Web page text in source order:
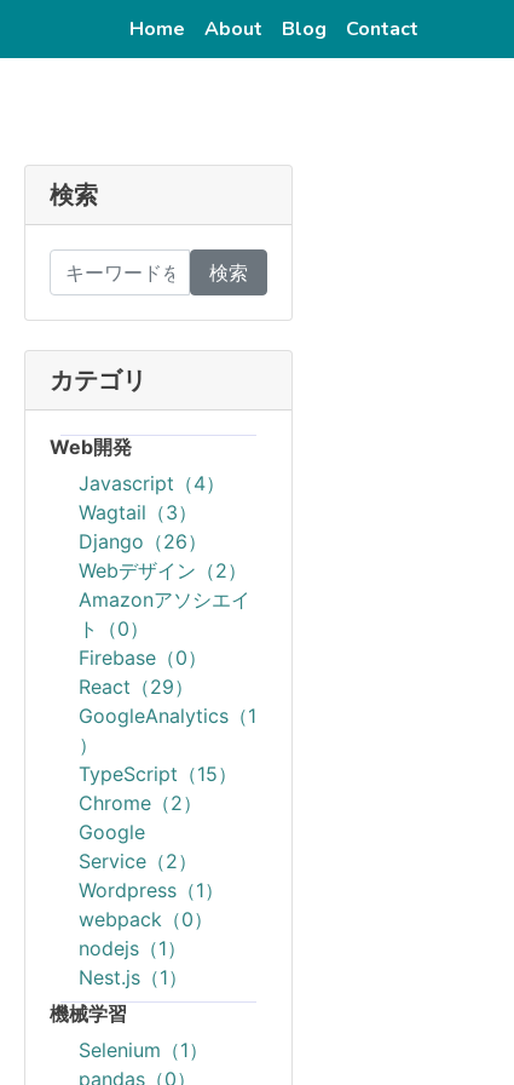
Home (current)
About (current)
Blog (current)
Contact
検索
検索
カテゴリ
Web開発
Javascript（4）
Wagtail（3）
Django（26）
Webデザイン（2）
Amazonアソシエイ
ト（0）
Firebase（0）
React（29）
GoogleAnalytics（1
）
TypeScript（15）
Chrome（2）
Google
Service（2）
Wordpress（1）
webpack（0）
nodejs（1）
Nest.js（1）
機械学習
Selenium（1）
pandas（0）